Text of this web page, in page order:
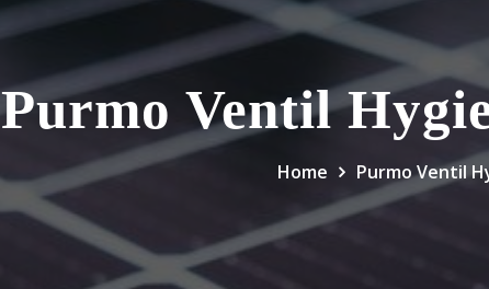
Purmo Ventil
Home Purmo Ventil